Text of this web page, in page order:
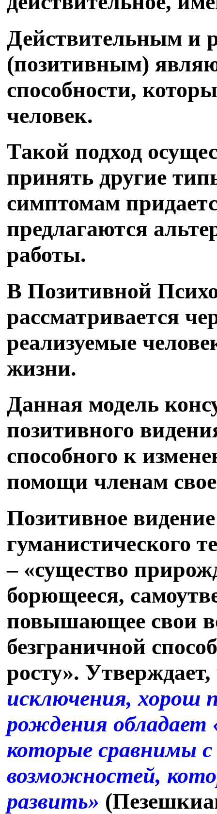
Действительным и
(позитивным)
способности,
человек.
Такой подход
принять другие
симптомам
предлагаются
работы.
В Позитивной
рассматривается
реализуемые
жизни.
Данная модель
позитивного
способного к
помощи членам
Позитивное
гуманистического
– «существо
борющееся,
повышающее свои
безграничной
росту».
исключения, хорош
рождения обладает
которые сравнимы
возможностей,
развить»